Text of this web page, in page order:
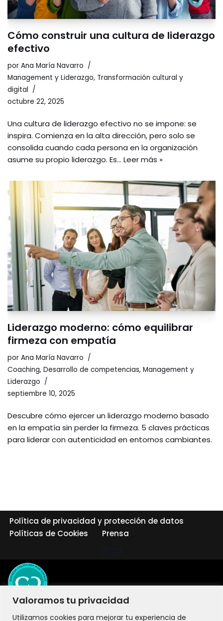
Valoramos tu privacidad
Utilizamos cookies para mejorar tu experiencia de
Cómo construir una cultura de liderazgo
efectivo
por Ana María Navarro
Management y Liderazgo, Transformación cultural y
digital
octubre 22, 2025
Una cultura de liderazgo efectivo no se impone: se
inspira. Comienza en la alta dirección, pero solo se
consolida cuando cada persona en la organización
asume su propio liderazgo. Es… Leer más »
Liderazgo moderno: cómo equilibrar
firmeza con empatía
por Ana María Navarro
Coaching, Desarrollo de competencias, Management y
Liderazgo
septiembre 10, 2025
Descubre cómo ejercer un liderazgo moderno basado
en la empatía sin perder la firmeza. 5 claves prácticas
para liderar con autenticidad en entornos cambiantes.
Política de privacidad y protección de datos
Políticas de Cookies
Prensa